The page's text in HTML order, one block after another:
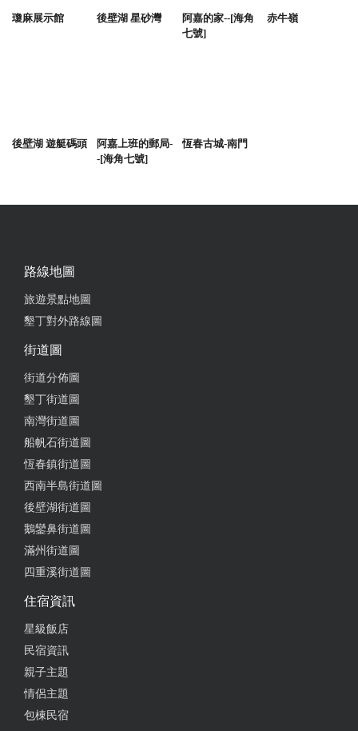
瓊麻展示館 後壁湖 星砂灣
阿嘉的家--[海角
七號]
赤牛嶺
後壁湖 遊艇碼頭
阿嘉上班的郵局-
-[海角七號]
恆春古城-南門
路線地圖
旅遊景點地圖
墾丁對外路線圖
街道圖
街道分佈圖
墾丁街道圖
南灣街道圖
船帆石街道圖
恆春鎮街道圖
西南半島街道圖
後壁湖街道圖
鵝鑾鼻街道圖
滿州街道圖
四重溪街道圖
住宿資訊
星級飯店
民宿資訊
親子主題
情侶主題
包棟民宿